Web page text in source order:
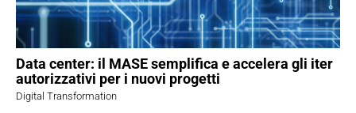
Data center: il MASE semplifica e accelera gli iter
autorizzativi per i nuovi progetti
Digital Transformation